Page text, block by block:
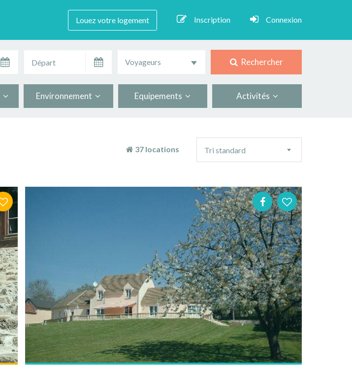
Louez votre logement Inscription Connexion
Voyageurs Rechercher
Environnement Equipements Activités
37 locations
tri
Tri standard